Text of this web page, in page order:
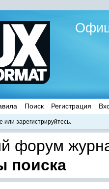
Поиск Регистрация
или зарегистрируйтесь.
форум
поиска